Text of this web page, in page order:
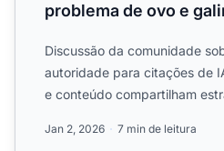
problema de ovo e
Discussão da comunidade
autoridade para citações de
e conteúdo compartilham
Jan 2, 2026 7 min de leitura